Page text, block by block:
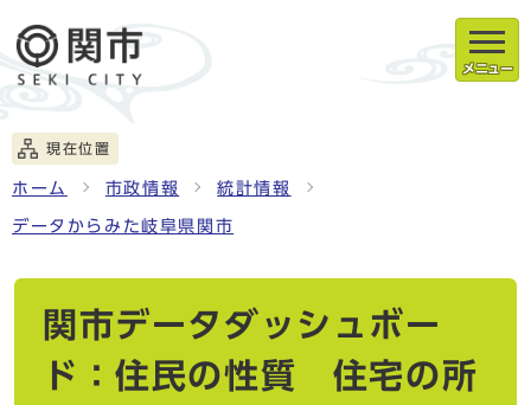
メニュー
現在位置
ホーム 市政情報 統計情報
データからみた岐阜県関市
関市データダッシュボー
ド：住民の性質 住宅の所